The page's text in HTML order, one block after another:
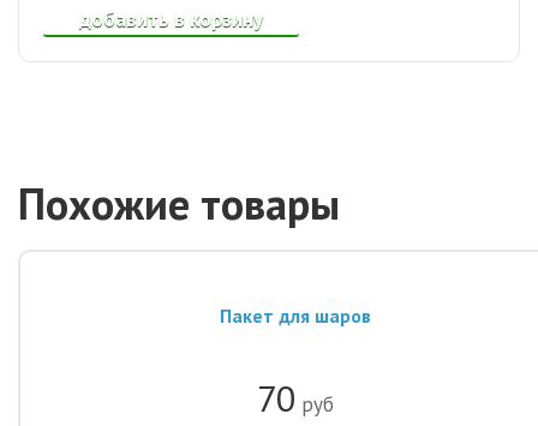
добавить в корзину
Похожие товары
Пакет для шаров
70 руб